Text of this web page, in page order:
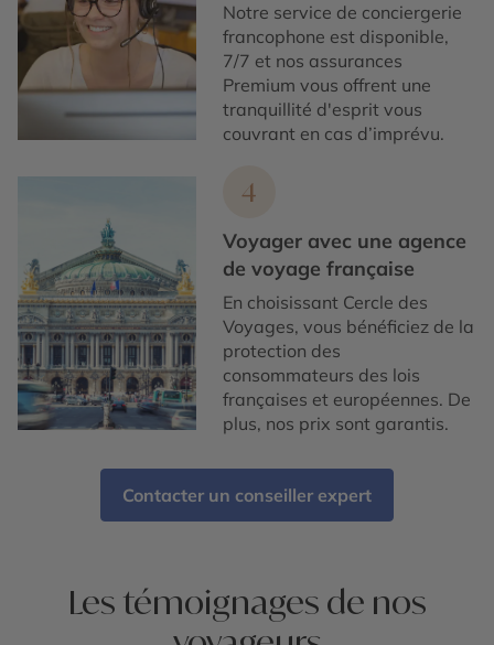
Notre service de conciergerie
francophone est disponible,
7/7 et nos assurances
Premium vous offrent une
tranquillité d'esprit vous
couvrant en cas d’imprévu.
4
Voyager avec une agence
de voyage française
En choisissant Cercle des
Voyages, vous bénéficiez de la
protection des
consommateurs des lois
françaises et européennes. De
plus, nos prix sont garantis.
Contacter un conseiller expert
Les témoignages de nos